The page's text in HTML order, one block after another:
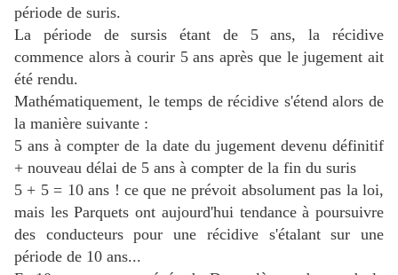
période de suris.
La période de sursis étant de 5 ans, la récidive
commence alors à courir 5 ans après que le jugement ait
été rendu.
Mathématiquement, le temps de récidive s'étend alors de
la manière suivante :
5 ans à compter de la date du jugement devenu définitif
+ nouveau délai de 5 ans à compter de la fin du suris
5 + 5 = 10 ans ! ce que ne prévoit absolument pas la loi,
mais les Parquets ont aujourd'hui tendance à poursuivre
des conducteurs pour une récidive s'étalant sur une
période de 10 ans...